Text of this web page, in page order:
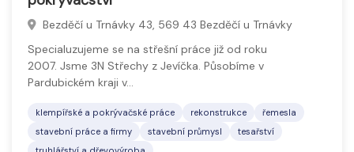
Bezděčí u Trnávky 43, 569 43 Bezděčí u Trnávky
Specialuzujeme se na střešní práce již od roku
2007. Jsme 3N Střechy z Jevíčka. Působíme v
Pardubickém kraji v…
klempířské a pokrývačské práce rekonstrukce
řemesla
stavební práce a firmy
stavební průmysl
tesařství